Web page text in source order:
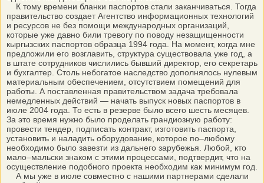
К тому времени бланки паспортов стали заканчиваться. Тогда
правительство создает Агентство информационных технологий
и ресурсов не без помощи международных организаций,
которые уже давно били тревогу по поводу незащищенности
кыргызских паспортов образца 1994 года. На момент, когда мне
предложили его возглавить, структура существовала уже год, а
в штате сотрудников числились бывший директор, его секретарь
и бухгалтер. Столь небогатое наследство дополнялось нулевым
материальным обеспечением, отсутствием помещений для
работы. А поставленная правительством задача требовала
немедленных действий — начать выпуск новых паспортов в
июле 2004 года. То есть в резерве было всего шесть месяцев.
За это время нужно было проделать грандиозную работу:
провести тендер, подписать контракт, изготовить паспорта,
установить и наладить оборудование, которое по–любому
необходимо было завезти из дальнего зарубежья. Любой, кто
мало–мальски знаком с этими процессами, подтвердит, что на
осуществление подобного проекта необходим как минимум год.
А мы уже в июле совместно с нашими партнерами сделали